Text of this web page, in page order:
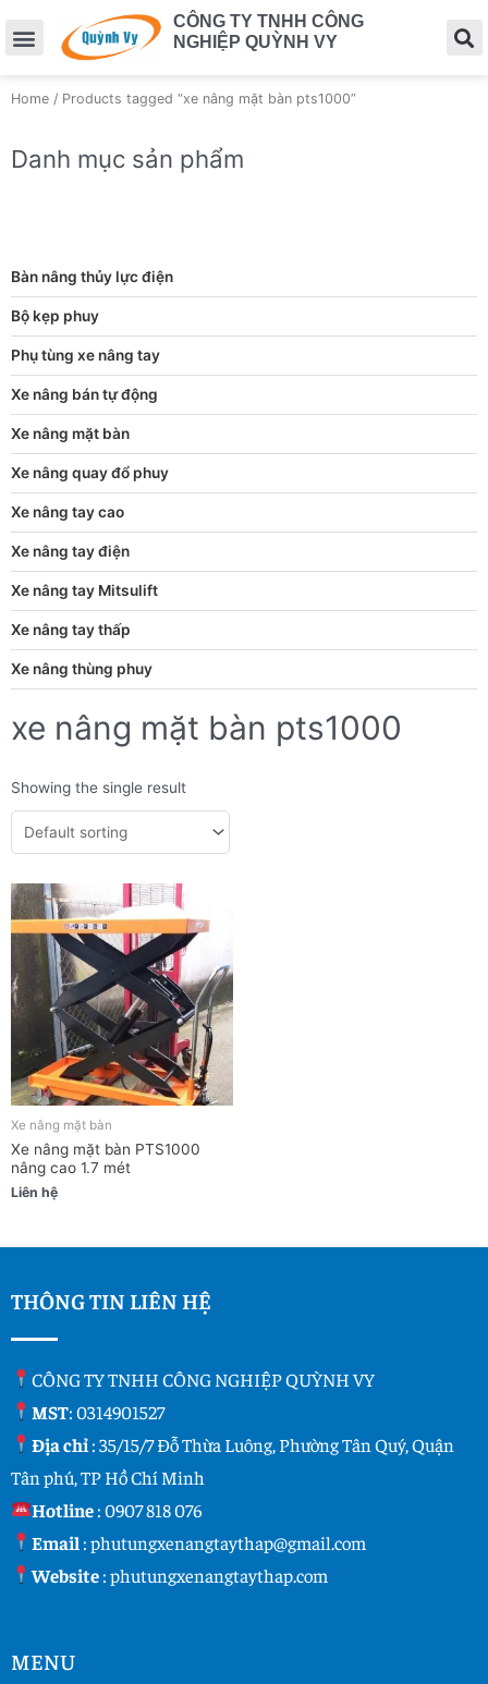
CÔNG TY TNHH CÔNG
NGHIỆP QUỲNH VY
Home / Products tagged “xe nâng mặt bàn pts1000”
Danh mục sản phẩm
Bàn nâng thủy lực điện
Bộ kẹp phuy
Phụ tùng xe nâng tay
Xe nâng bán tự động
Xe nâng mặt bàn
Xe nâng quay đổ phuy
Xe nâng tay cao
Xe nâng tay điện
Xe nâng tay Mitsulift
Xe nâng tay thấp
Xe nâng thùng phuy
xe nâng mặt bàn pts1000
Showing the single result
Xe nâng mặt bàn
Xe nâng mặt bàn PTS1000
nâng cao 1.7 mét
Liên hệ
THÔNG TIN LIÊN HỆ
CÔNG TY TNHH CÔNG NGHIỆP QUỲNH VY
MST: 0314901527
Địa chỉ: 35/15/7 Đỗ Thừa Luông, Phường Tân Quý, Quận
Tân phú, TP Hồ Chí Minh
Hotline:0907 818 076
Email :phutungxenangtaythap@gmail.com
Website:phutungxenangtaythap.com
MENU